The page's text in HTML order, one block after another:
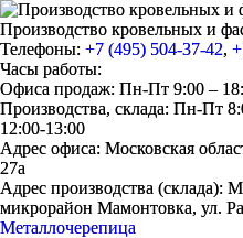
Производство кровельных и
Телефоны: +7 (495) 504-37-42,
Часы работы:
Офиса продаж: Пн-Пт 9:00 –
Производства, склада: Пн-Пт
12:00-13:00
Адрес офиса: Московская
27а
Адрес производства (склада):
микрорайон Мамонтовка, ул.
Металлочерепица